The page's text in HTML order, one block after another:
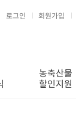
로그인 회원가입
농축산물
할인지원